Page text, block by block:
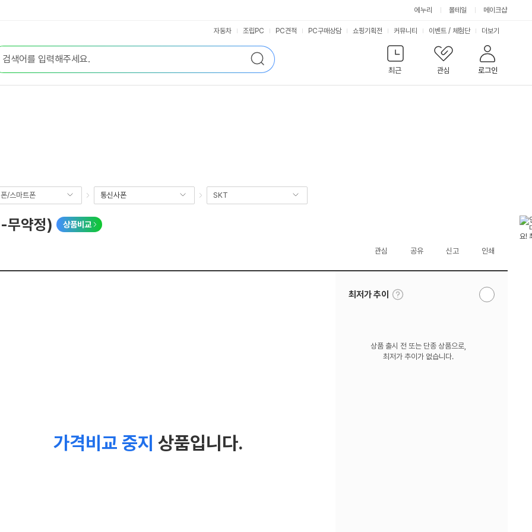
에누리 몰테일 메이크샵
검
색
최근
관심 로그인
자동차 조립PC PC견적 PC구매상담 쇼핑기획전 커뮤니티 이벤트 / 체험단 서
비
스
더보기
/스마트폰 통신사폰 SKT
무약정) 상품비교
관심 공유 신고 인쇄
가격비교 중지 상품입니다.
최저가 추이
툴
팁
알
상품 출시 전 또는 단종 상품으로,
최저가 추이가 없습니다.